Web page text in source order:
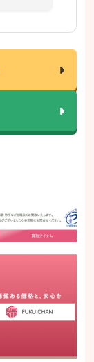
会社
ティ
。初め
の低
では
も
だま
上で
買取